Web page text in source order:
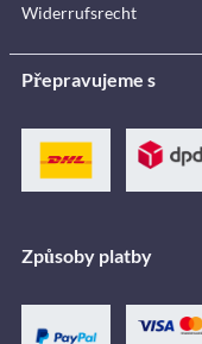
Widerrufsrecht
Přepravujeme s
Způsoby platby